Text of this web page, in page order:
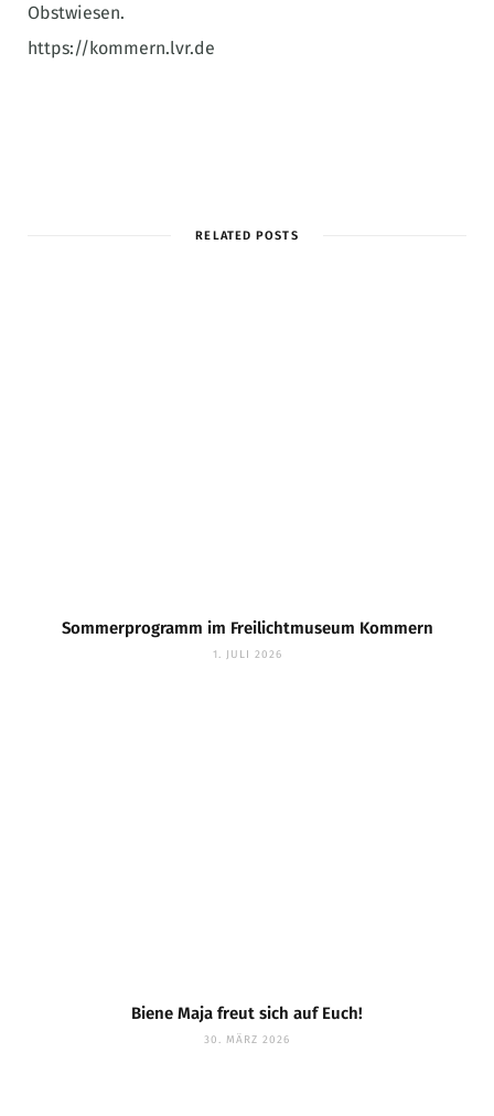
Obstwiesen.
https://kommern.lvr.de
RELATED POSTS
Sommerprogramm im Freilichtmuseum Kommern
1. JULI 2026
Biene Maja freut sich auf Euch!
30. MÄRZ 2026